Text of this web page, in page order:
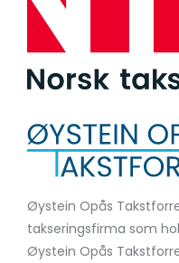
Øystein Opås
takseringsfirma som
Øystein Opås